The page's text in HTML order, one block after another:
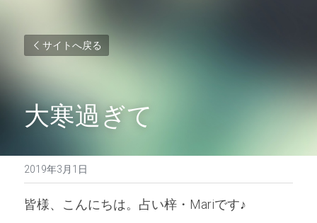
サイトへ戻る
大寒過ぎて
2019年3月1日
皆様、こんにちは。占い梓・Mariです♪